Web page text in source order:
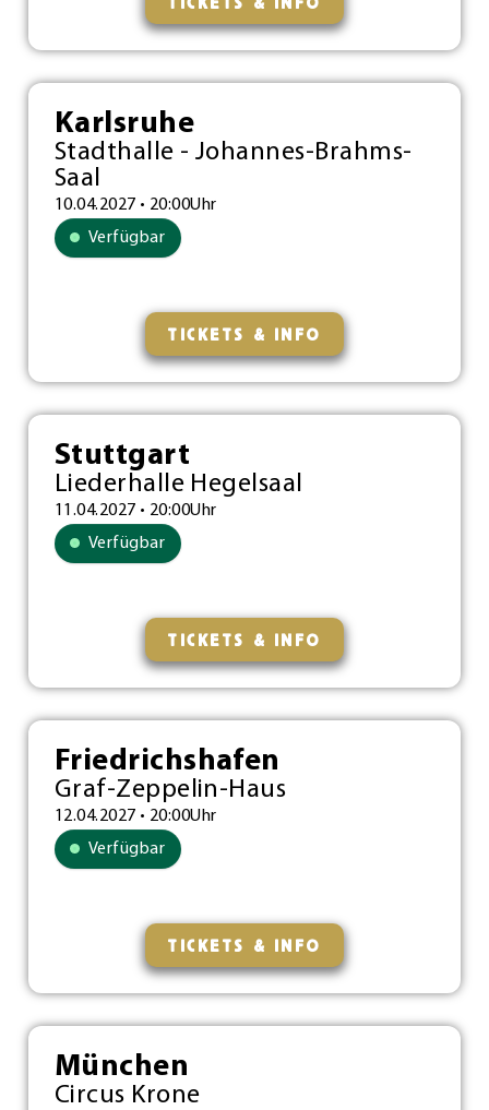
TICKETS & INFO
Karlsruhe
Stadthalle - Johannes-Brahms-
Saal
10.04.2027 • 20:00Uhr
Verfügbar
TICKETS & INFO
Stuttgart
Liederhalle Hegelsaal
11.04.2027 • 20:00Uhr
Verfügbar
TICKETS & INFO
Friedrichshafen
Graf-Zeppelin-Haus
12.04.2027 • 20:00Uhr
Verfügbar
TICKETS & INFO
München
Circus Krone